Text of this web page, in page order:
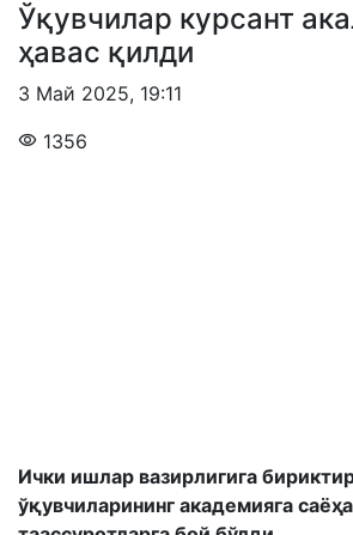
Ўқувчилар курсант
ҳавас қилди
3 Май 2025, 19:11
1356
Ички ишлар вазирлигига
ўқувчиларининг академияга